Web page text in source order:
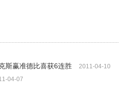
斯赢准德比喜获6连胜
2011-04-10
04-07